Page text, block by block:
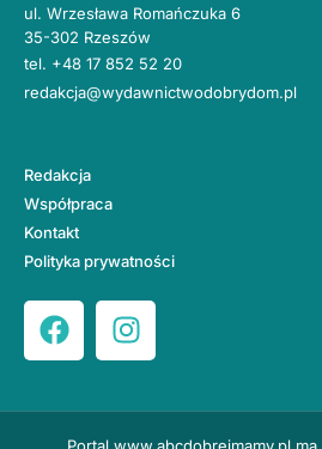
ul. Wrzesława Romańczuka 6
35-302 Rzeszów
tel. +48 17 852 52 20
redakcja@wydawnictwodobrydom.pl
Redakcja
Współpraca
Kontakt
Polityka prywatności